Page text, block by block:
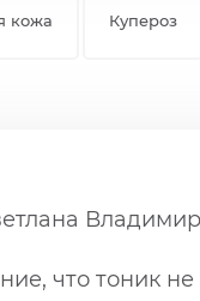
кожа Купероз
что тоник